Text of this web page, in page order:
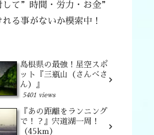
して”時間・労力・お金”
れる事がないか模索中！
島根県の最強！星空スポ
ット『三瓶山（さんべさ
ん）』
5401 views
『あの距離をランニング
で！？』宍道湖一周！
（45km）